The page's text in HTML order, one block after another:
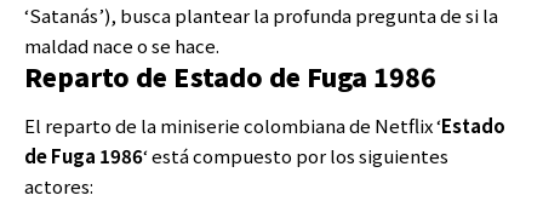
‘Satanás’), busca plantear la profunda pregunta de si la
maldad nace o se hace.
Reparto de Estado de Fuga 1986
El reparto de la miniserie colombiana de Netflix ‘Estado
de Fuga 1986‘ está compuesto por los siguientes
actores: